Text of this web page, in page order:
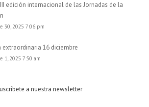
edición internacional de las Jornadas de la
30, 2025 7:06 pm
extraordinaria 16 diciembre
1, 2025 7:50 am
a nuestra newsletter